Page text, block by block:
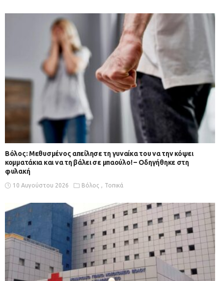
Βόλος: Μεθυσμένος απείλησε τη γυναίκα του να την κόψει
κομματάκια και να τη βάλει σε μπαούλο! – Οδηγήθηκε στη
φυλακή
10 Αυγούστου 2026 Βόλος Τοπικά